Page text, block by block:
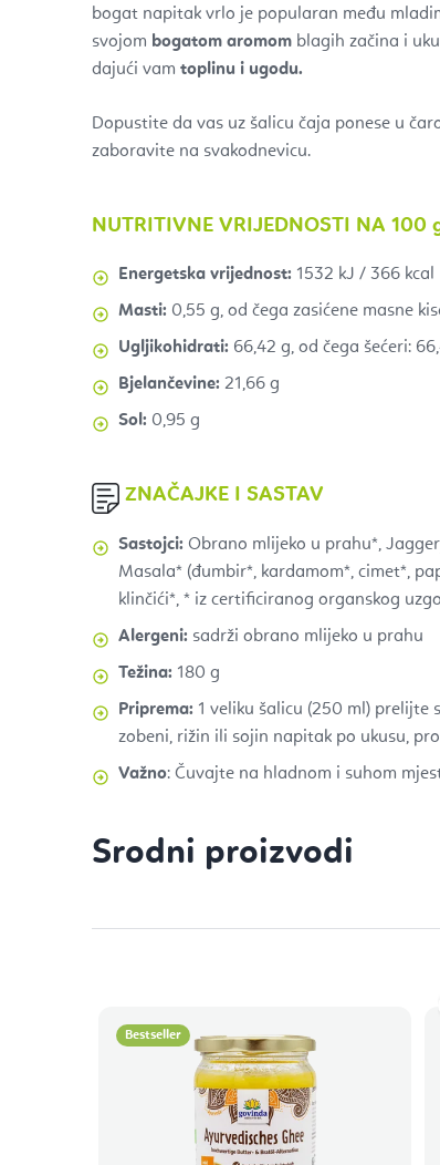
bogat napitak vrlo je popularan među
svojom bogatom aromom blagih začina i
dajući vam toplinu i ugodu.
Dopustite da vas uz šalicu čaja ponese u
zaboravite na svakodnevicu.
NUTRITIVNE VRIJEDNOSTI NA 100
Energetska vrijednost: 1532 kJ / 366 kcal
Masti: 0,55 g, od čega zasićene masne
Ugljikohidrati: 66,42 g, od čega šećeri:
Bjelančevine: 21,66 g
Sol: 0,95 g
ZNAČAJKE I SASTAV
Sastojci: Obrano mlijeko u prahu*,
Masala* (đumbir*, kardamom*, cimet*,
klinčići*, * iz certificiranog organskog
Alergeni: sadrži obrano mlijeko u prahu
Težina: 180 g
Priprema: 1 veliku šalicu (250 ml) prelijte
zobeni, rižin ili sojin napitak po ukusu,
Važno: Čuvajte na hladnom i suhom
Srodni proizvodi
Bestseller